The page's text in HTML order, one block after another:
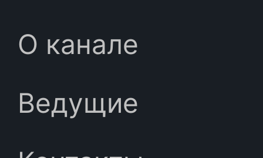
О канале
Ведущие